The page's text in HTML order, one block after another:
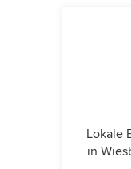
Lokale
in